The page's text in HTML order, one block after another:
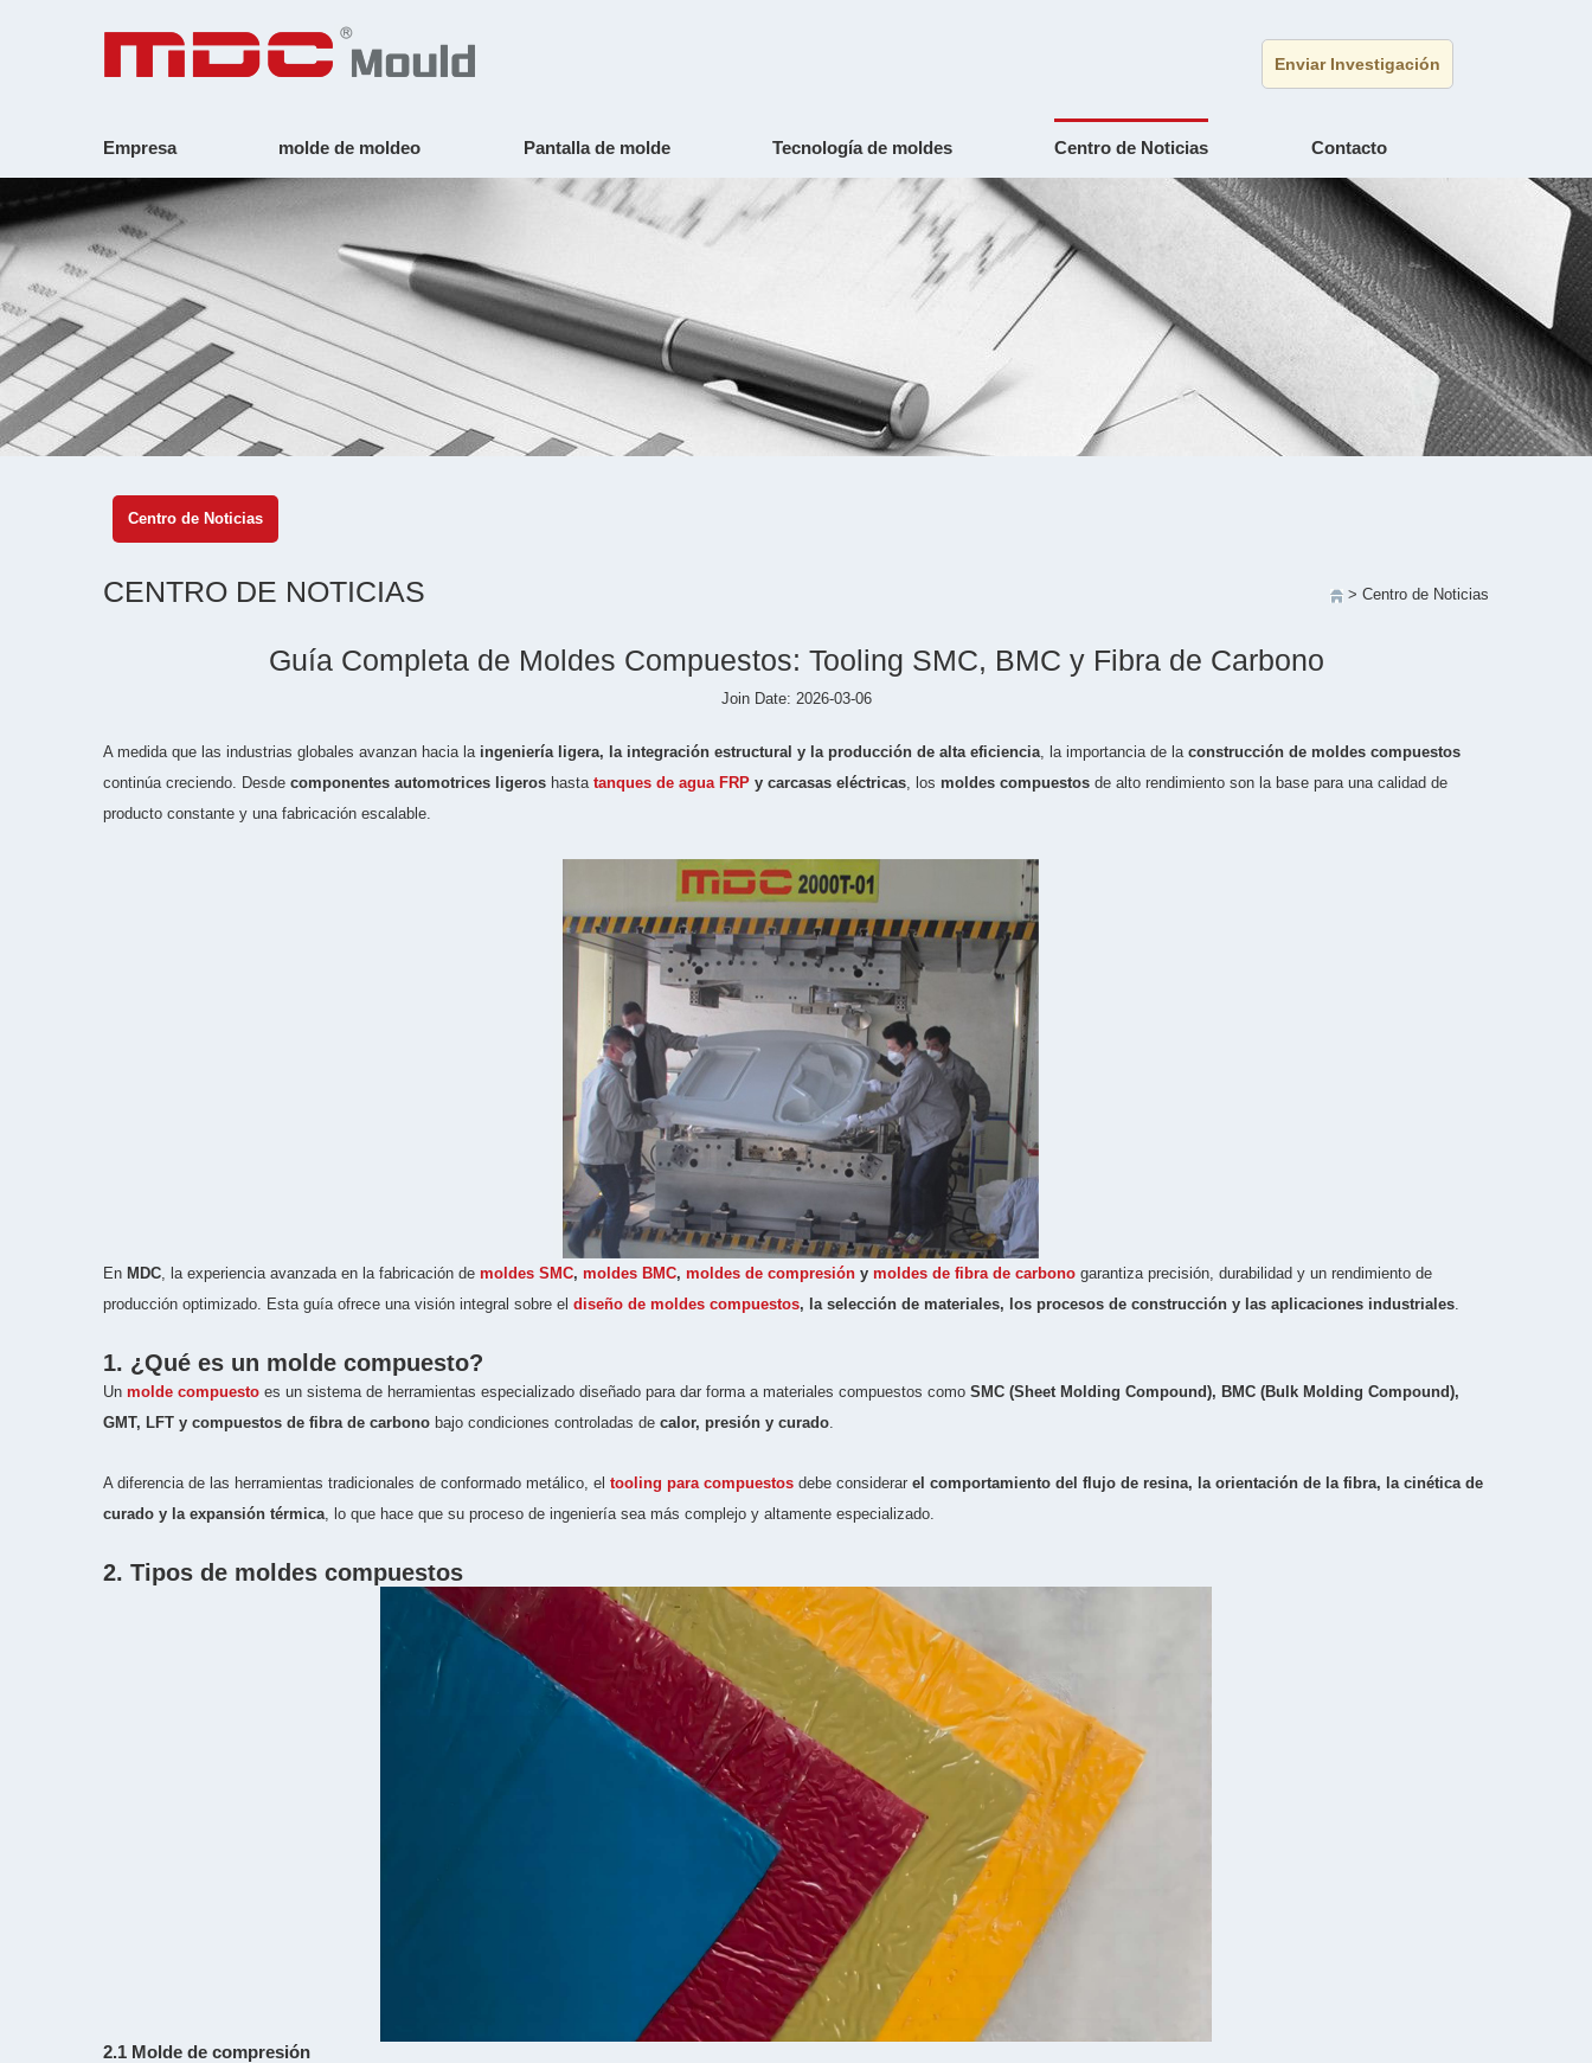
Enviar Investigación
Empresa molde de moldeo Pantalla de molde Tecnología de moldes Centro de Noticias Contacto
Centro de Noticias
CENTRO DE NOTICIAS > Centro de Noticias
Guía Completa de Moldes Compuestos: Tooling SMC, BMC y Fibra de Carbono
Join Date: 2026-03-06
A medida que las industrias globales avanzan hacia la ingeniería ligera, la integración estructural y la producción de alta eficiencia, la importancia de la construcción de moldes compuestos
continúa creciendo. Desde componentes automotrices ligeros hasta tanques de agua FRP y carcasas eléctricas, los moldes compuestos de alto rendimiento son la base para una calidad de
producto constante y una fabricación escalable.
En MDC, la experiencia avanzada en la fabricación de moldes SMC, moldes BMC, moldes de compresión y moldes de fibra de carbono garantiza precisión, durabilidad y un rendimiento de
producción optimizado. Esta guía ofrece una visión integral sobre el diseño de moldes compuestos, la selección de materiales, los procesos de construcción y las aplicaciones industriales.
1. ¿Qué es un molde compuesto?
Un molde compuesto es un sistema de herramientas especializado diseñado para dar forma a materiales compuestos como SMC (Sheet Molding Compound), BMC (Bulk Molding Compound),
GMT, LFT y compuestos de fibra de carbono bajo condiciones controladas de calor, presión y curado.
A diferencia de las herramientas tradicionales de conformado metálico, el tooling para compuestos debe considerar el comportamiento del flujo de resina, la orientación de la fibra, la cinética de
curado y la expansión térmica, lo que hace que su proceso de ingeniería sea más complejo y altamente especializado.
2. Tipos de moldes compuestos
2.1 Molde de compresión